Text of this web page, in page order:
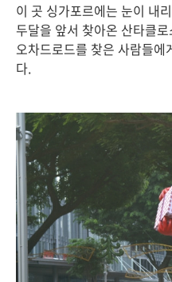
이 곳 싱가포르에는 눈이 내
두달을 앞서 찾아온 산타클
오차드로드를 찾은 사람들에
다.